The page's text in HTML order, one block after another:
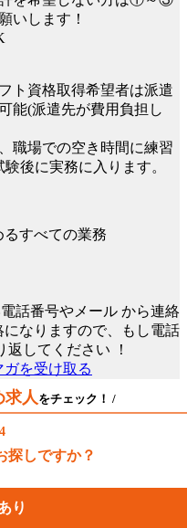
いします！
ト資格取得希望者は派遣
能(派遣先が費用負担し
職場での空き時間に練習
後に実務に入ります。
すべての業務
話番号やメール から連絡
なりますので、もし電話
返してください ！
求人をチェック！ /
探しですか？
り